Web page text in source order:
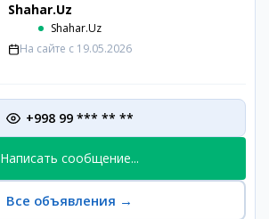
Shahar.Uz
Shahar.Uz
На сайте с 19.05.2026
+998 99 *** ** **
Написать сообщение...
Все объявления →